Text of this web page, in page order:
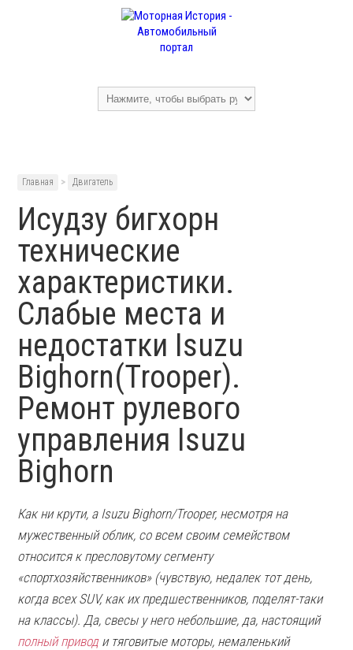
Главная > Двигатель
Исудзу бигхорн
технические
характеристики.
Слабые места и
недостатки Isuzu
Bighorn(Trooper).
Ремонт рулевого
управления Isuzu
Bighorn
Как ни крути, а Isuzu Bighorn/Trooper, несмотря на
мужественный облик, со всем своим семейством
относится к пресловутому сегменту
«спортхозяйственников» (чувствую, недалек тот день,
когда всех SUV, как их предшественников, поделят-таки
на классы). Да, свесы у него небольшие, да, настоящий
полный приводи тяговитые моторы, немаленький